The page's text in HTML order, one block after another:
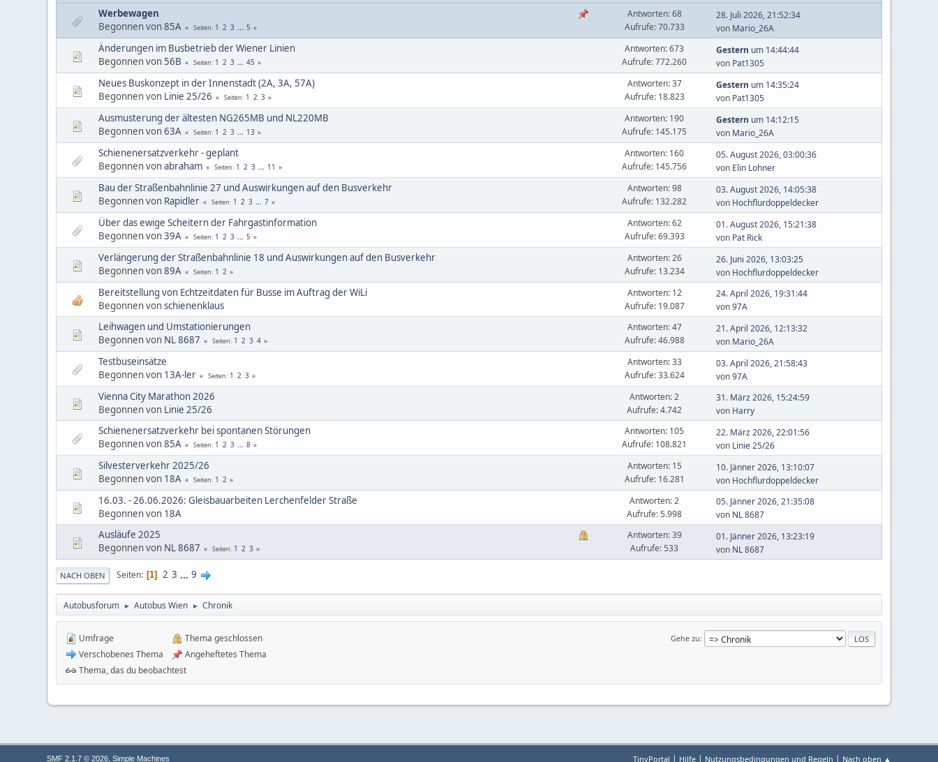
Werbewagen
Begonnen von85A Seiten 1 2 3 ... 5
Antworten: 68
Aufrufe: 70.733
28. Juli 2026, 21:52:34
von Mario_26A
Änderungen im Busbetrieb der Wiener Linien
Begonnen von56B Seiten 1 2 3 ... 45
Antworten: 673
Aufrufe: 772.260
Gestern um 14:44:44
von Pat1305
Neues Buskonzept in der Innenstadt (2A, 3A, 57A)
Begonnen von Linie 25/26 Seiten 1 2 3
Antworten: 37
Aufrufe: 18.823
Gestern um 14:35:24
von Pat1305
Ausmusterung der ältesten NG265MB und NL220MB
Begonnen von63A Seiten 1 2 3 ... 13
Antworten: 190
Aufrufe: 145.175
Gestern um 14:12:15
von Mario_26A
Schienenersatzverkehr - geplant
Begonnen vonabraham Seiten 1 2 3 ... 11
Antworten: 160
Aufrufe: 145.756
05. August 2026, 03:00:36
von Elin Lohner
Bau der Straßenbahnlinie 27 und Auswirkungen auf den Busverkehr
Begonnen von Rapidler Seiten 1 2 3 ... 7
Antworten: 98
Aufrufe: 132.282
03. August 2026, 14:05:38
von Hochflurdoppeldecker
Über das ewige Scheitern der Fahrgastinformation
Begonnen von39A Seiten 1 2 3 ... 5
Antworten: 62
Aufrufe: 69.393
01. August 2026, 15:21:38
von Pat Rick
Verlängerung der Straßenbahnlinie 18 und Auswirkungen auf den Busverkehr
Begonnen von89A Seiten 1 2
Antworten: 26
Aufrufe: 13.234
26. Juni 2026, 13:03:25
von Hochflurdoppeldecker
Bereitstellung von Echtzeitdaten für Busse im Auftrag der WiLi
Begonnen vonschienenklaus
Antworten: 12
Aufrufe: 19.087
24. April 2026, 19:31:44
von97A
Leihwagen und Umstationierungen
Begonnen von NL 8687 Seiten 1 2 3 4
Antworten: 47
Aufrufe: 46.988
21. April 2026, 12:13:32
von Mario_26A
Testbuseinsätze
Begonnen von 13A-ler Seiten 1 2 3
Antworten: 33
Aufrufe: 33.624
03. April 2026, 21:58:43
von97A
Vienna City Marathon 2026
Begonnen von Linie 25/26
Antworten: 2
Aufrufe: 4.742
31. März 2026, 15:24:59
von Harry
Schienenersatzverkehr bei spontanen Störungen
Begonnen von85A Seiten 1 2 3 ... 8
Antworten: 105
Aufrufe: 108.821
22. März 2026, 22:01:56
von Linie 25/26
Silvesterverkehr 2025/26
Begonnen von 18A Seiten 1 2
Antworten: 15
Aufrufe: 16.281
10. Jänner 2026, 13:10:07
von Hochflurdoppeldecker
16.03. - 26.06.2026: Gleisbauarbeiten Lerchenfelder Straße
Begonnen von 18A
Antworten: 2
Aufrufe: 5.998
05. Jänner 2026, 21:35:08
von NL 8687
Ausläufe 2025
Begonnen von NL 8687 Seiten 1 2 3
Antworten: 39
Aufrufe: 533
01. Jänner 2026, 13:23:19
von NL 8687
NACH OBEN Seiten 1 2 3 ... 9
Autobusforum ► Autobus Wien ► Chronik
Gehe zu
Umfrage
Verschobenes Thema
Thema geschlossen
Angeheftetes Thema
Thema, das du beobachtest
TinyPortal | Hilfe| Nutzungsbedingungen und Regeln | Nach oben ▲
SMF 2.1.7 © 2026,Simple Machines